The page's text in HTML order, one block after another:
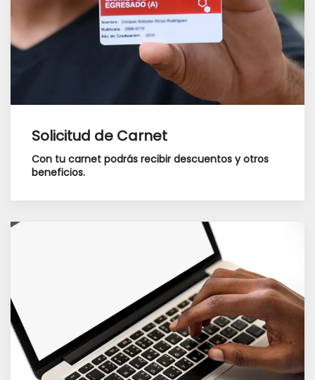
Solicitud de Carnet
Con tu carnet podrás recibir descuentos y otros
beneficios.